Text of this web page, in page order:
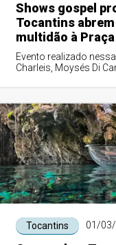
Shows gospel
Tocantins abrem
multidão à
Evento realizado
Charleis, Moysés Di
Tocantins 01/03/